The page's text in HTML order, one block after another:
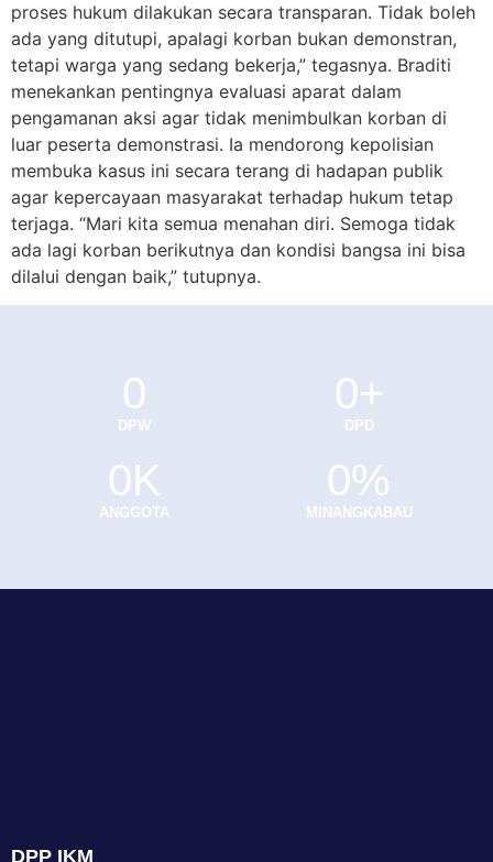
proses hukum dilakukan secara transparan. Tidak boleh
ada yang ditutupi, apalagi korban bukan demonstran,
tetapi warga yang sedang bekerja,” tegasnya. Braditi
menekankan pentingnya evaluasi aparat dalam
pengamanan aksi agar tidak menimbulkan korban di
luar peserta demonstrasi. Ia mendorong kepolisian
membuka kasus ini secara terang di hadapan publik
agar kepercayaan masyarakat terhadap hukum tetap
terjaga. “Mari kita semua menahan diri. Semoga tidak
ada lagi korban berikutnya dan kondisi bangsa ini bisa
dilalui dengan baik,” tutupnya.
DPW
0
DPD
0+
ANGGOTA
0K
MINANGKABAU
0%
DPP IKM